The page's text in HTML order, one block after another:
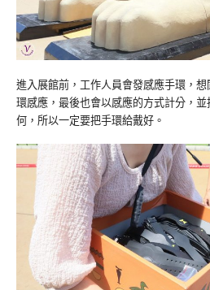
進入展館前，工作人員會發感應手環，
環感應，最後也會以感應的方式計分，並
何，所以一定要把手環給戴好。